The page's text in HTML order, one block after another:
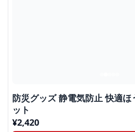
防災グッズ 静電気防止 快適
ット
¥2,420